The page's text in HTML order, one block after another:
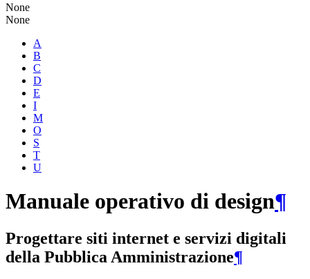
None
None
A
B
C
D
E
I
M
O
S
T
U
Manuale operativo di design¶
Progettare siti internet e servizi digitali
della Pubblica Amministrazione¶